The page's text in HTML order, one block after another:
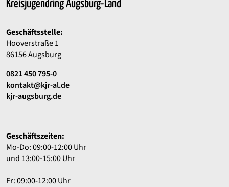
Kreisjugendring Augsburg-Land
Geschäftsstelle:
Hooverstraße 1
86156 Augsburg
0821 450 795-0
kontakt@kjr-al.de
kjr-augsburg.de
Geschäftszeiten:
Mo-Do: 09:00-12:00 Uhr
und 13:00-15:00 Uhr
Fr: 09:00-12:00 Uhr